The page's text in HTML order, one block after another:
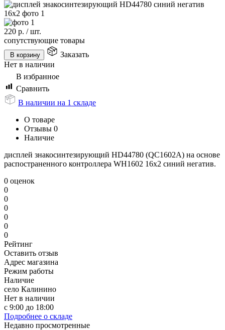
220 р. /шт.
сопутствующие товары
В корзину
Заказать
Нет в наличии
В избранное
Сравнить
В наличии на 1 складе
О товаре
Отзывы 0
Наличие
дисплей знакосинтезирующий HD44780 (QC1602A) на основе
распостраненного контроллера WH1602 16х2 синий негатив.
0 оценок
0
0
0
0
0
0
Рейтинг
Оставить отзыв
Адрес магазина
Режим работы
Наличие
село Калинино
Нет в наличии
с 9:00 до 18:00
Подробнее о складе
Недавно просмотренные